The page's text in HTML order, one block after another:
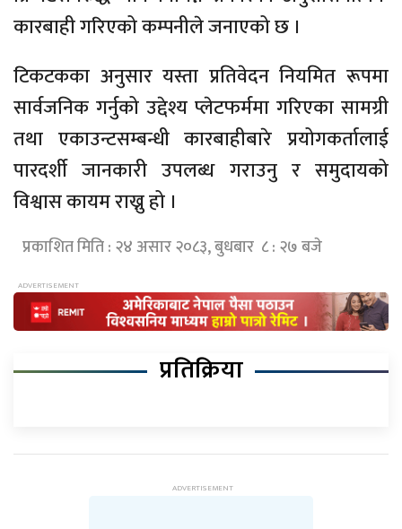
कारबाही गरिएको कम्पनीले जनाएको छ ।
टिकटकका अनुसार यस्ता प्रतिवेदन नियमित रूपमा
सार्वजनिक गर्नुको उद्देश्य प्लेटफर्ममा गरिएका सामग्री
तथा एकाउन्टसम्बन्धी कारबाहीबारे प्रयोगकर्तालाई
पारदर्शी जानकारी उपलब्ध गराउनु र समुदायको
विश्वास कायम राख्नु हो ।
प्रकाशित मिति : २४ असार २०८३, बुधबार ८ : २७ बजे
प्रतिक्रिया